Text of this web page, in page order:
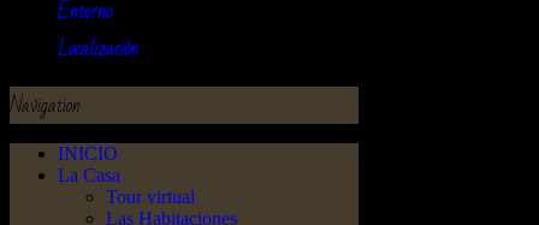
Entorno
Localización
Navigation
INICIO
La Casa
Tour virtual
Las Habitaciones